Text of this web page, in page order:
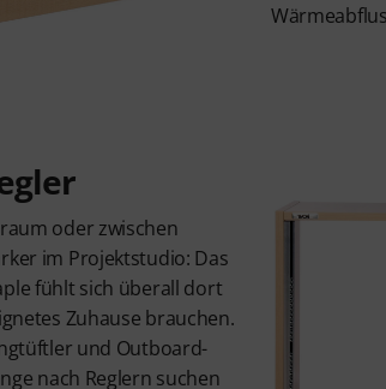
oder zwischen
im Projektstudio: Das
fühlt sich überall dort
Zuhause brauchen.
und Outboard-
nach Reglern suchen